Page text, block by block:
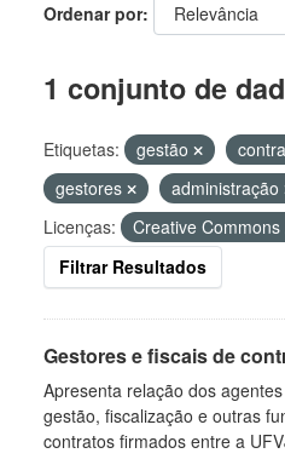
Ordenar por
1 conjunto de
Etiquetas: gestão
gestores
administração
Licenças:
Creative Commons
Filtrar Resultados
Gestores e fiscais de
Apresenta relação dos
gestão, fiscalização e outras
contratos firmados entre a